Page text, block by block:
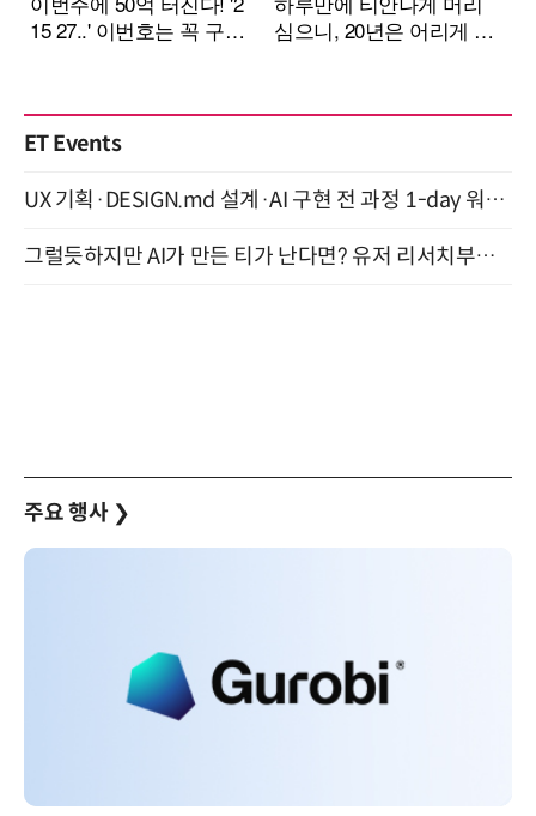
ET Events
UX 기획·DESIGN.md 설계·AI 구현 전 과정 1-day 워크숍 with Claude Code·Codex 9월 15일 개최
그럴듯하지만 AI가 만든 티가 난다면? 유저 리서치부터 배포까지! (9/15)
주요 행사 ❯